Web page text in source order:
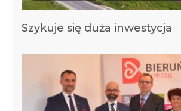
Szykuje się duża inwestycja